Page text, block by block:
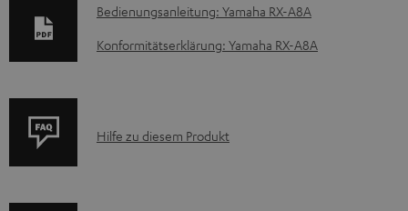
D
o
e
Bedienungsanleitung: Yamaha RX-A8A
Konformitätserklärung: Yamaha RX-A8A
P
Hilfe zu diesem Produkt